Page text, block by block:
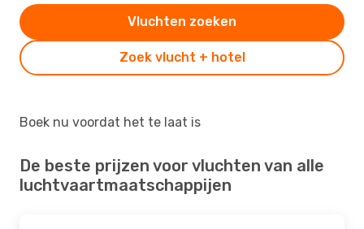
Zoek vlucht + hotel
Vluchten zoeken
Boek nu voordat het te laat is
De beste prijzen voor vluchten van alle
luchtvaartmaatschappijen